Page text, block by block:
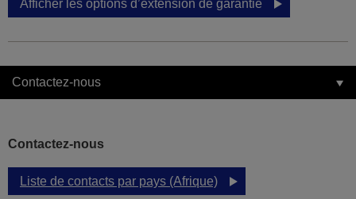
Afficher les options d’extension de garantie
Contactez-nous
Contactez-nous
Liste de contacts par pays (Afrique)